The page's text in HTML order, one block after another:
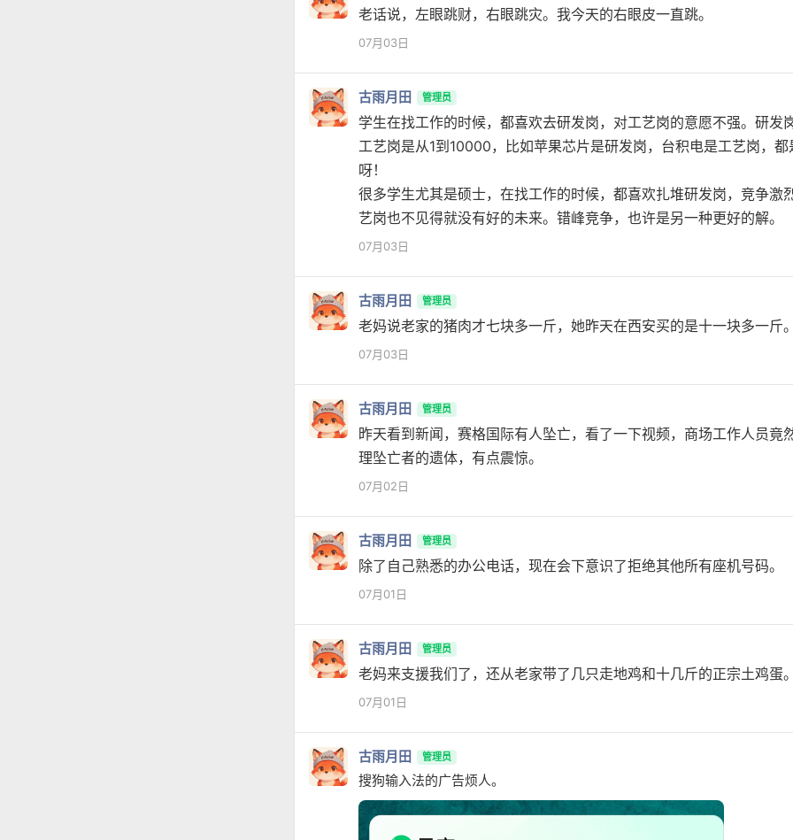
老话说，左眼跳财，右眼跳灾。我今天的右眼皮一直跳。
07月03日
古雨月田 管理员
学生在找工作的时候，都喜欢去研发岗，对工艺岗的意愿不强。研发
工艺岗是从1到10000，比如苹果芯片是研发岗，台积电是工艺岗，都
呀！
很多学生尤其是硕士，在找工作的时候，都喜欢扎堆研发岗，竞争激
艺岗也不见得就没有好的未来。错峰竞争，也许是另一种更好的解。
07月03日
古雨月田 管理员
老妈说老家的猪肉才七块多一斤，她昨天在西安买的是十一块多一斤
07月03日
古雨月田 管理员
昨天看到新闻，赛格国际有人坠亡，看了一下视频，商场工作人员竟
理坠亡者的遗体，有点震惊。
07月02日
古雨月田 管理员
除了自己熟悉的办公电话，现在会下意识了拒绝其他所有座机号码。
07月01日
古雨月田 管理员
老妈来支援我们了，还从老家带了几只走地鸡和十几斤的正宗土鸡蛋
07月01日
古雨月田 管理员
搜狗输入法的广告烦人。